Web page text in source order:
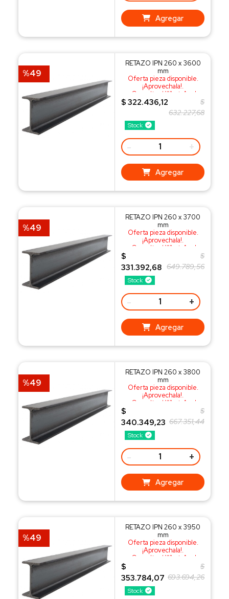
Agregar
%49
Stock
RETAZO IPN 260 x 3600
mm
Oferta pieza disponible.
¡Aprovechala!.
¡Consulta al WhatsApp!
$ 322.436,12
$
632.227,68
- +
Agregar
%49
Stock
RETAZO IPN 260 x 3700
mm
Oferta pieza disponible.
¡Aprovechala!.
¡Consulta al WhatsApp!
$
331.392,68
$
649.789,56
- +
Agregar
%49
Stock
RETAZO IPN 260 x 3800
mm
Oferta pieza disponible.
¡Aprovechala!.
¡Consulta al WhatsApp!
$
340.349,23
$
667.351,44
- +
Agregar
%49
Stock
RETAZO IPN 260 x 3950
mm
Oferta pieza disponible.
¡Aprovechala!.
¡Consulta al WhatsApp!
$
353.784,07
$
693.694,26